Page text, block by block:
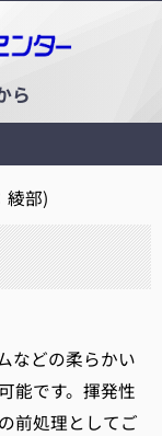
ら
綾部)
などの柔らかい
能です。揮発性
前処理としてご